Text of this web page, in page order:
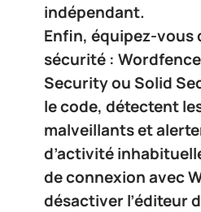
indépendant.
Enfin, équipez-vous
sécurité : Wordfence
SecurityouSolid
le code, détectent
malveillants et
d’activité
de connexion avec
désactiver l’éditeur